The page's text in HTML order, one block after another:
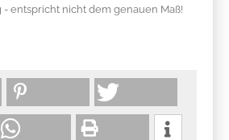
- entspricht nicht dem genauen Maß!